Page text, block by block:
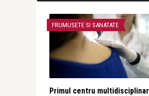
FRUMUSETE SI SANATATE
Primul centru multidisciplinar